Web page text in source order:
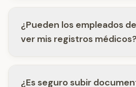
¿Pueden los empleados
ver mis registros
¿Es seguro subir